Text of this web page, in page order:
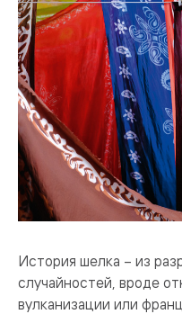
История шелка – из
случайностей, вроде
вулканизации или